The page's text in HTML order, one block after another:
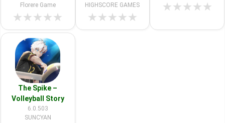
Florere Game
★★★★★
HIGHSCORE GAMES
★★★★★
★★★★★
The Spike –
Volleyball Story
6.0.503
SUNCYAN